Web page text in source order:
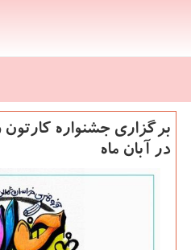
برگزاری جشنواره كارتون
در آبان ماه